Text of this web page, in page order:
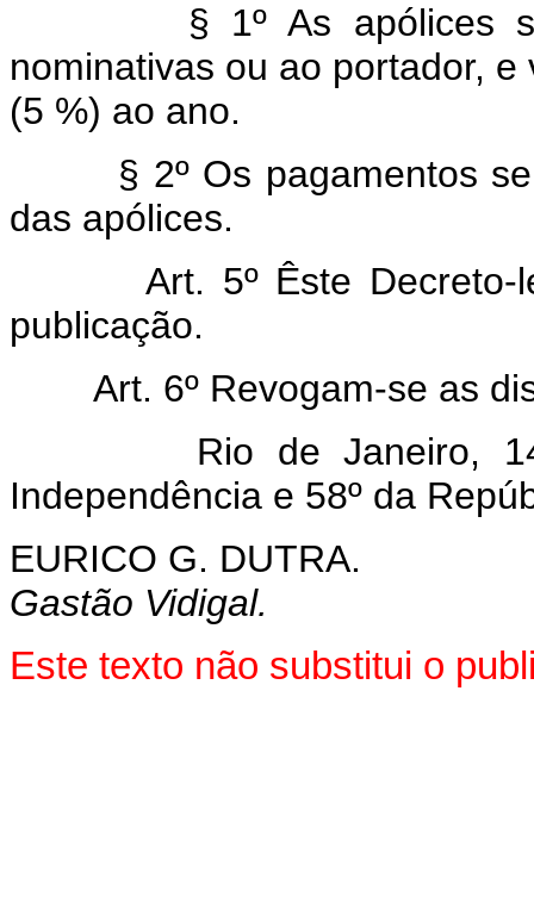
§ 1º As apólices
nominativas ou ao portador,
(5 %) ao ano.
§ 2º Os pagamentos
das apólices.
Art. 5º Êste
publicação.
Art. 6º Revogam-se as
Rio de Janeiro, 14 de
Independência e 58º da
EURICO G. DUTRA.
Gastão Vidigal.
Este texto não substitui o